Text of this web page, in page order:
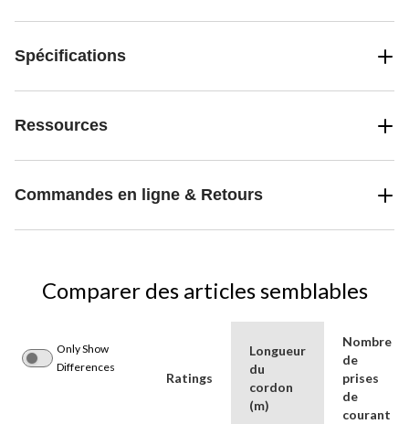
Spécifications
Ressources
Commandes en ligne & Retours
Comparer des articles semblables
Only Show
Differences
Ratings
Longueur
du
cordon
(m)
Nombre
de
prises
de
courant